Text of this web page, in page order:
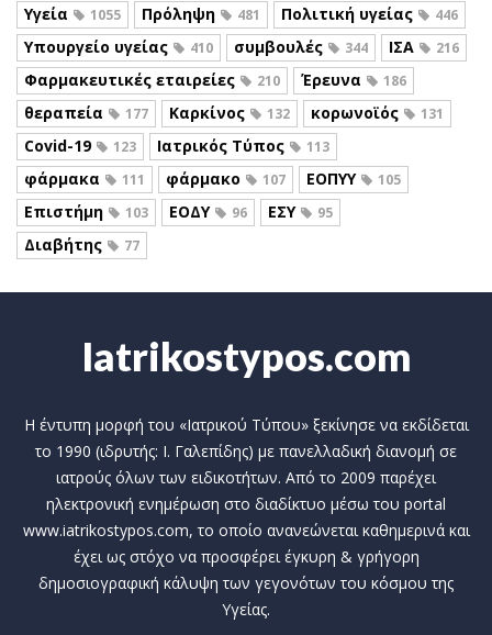
Υγεία 1055 Πρόληψη 481 Πολιτική υγείας 446
Υπουργείο υγείας 410 συμβουλές 344 ΙΣΑ 216
Φαρμακευτικές εταιρείες 210 Έρευνα 186
θεραπεία 177 Καρκίνος 132 κορωνοϊός 131
Covid-19 123 Ιατρικός Τύπος 113
φάρμακα 111 φάρμακο 107 ΕΟΠΥΥ 105
Επιστήμη 103 ΕΟΔΥ 96 ΕΣΥ 95
Διαβήτης 77
Iatrikostypos.com
Η έντυπη μορφή του «Ιατρικού Τύπου» ξεκίνησε να εκδίδεται
το 1990 (ιδρυτής: Ι. Γαλεπίδης) με πανελλαδική διανομή σε
ιατρούς όλων των ειδικοτήτων. Από το 2009 παρέχει
ηλεκτρονική ενημέρωση στο διαδίκτυο μέσω του portal
www.iatrikostypos.com, το οποίο ανανεώνεται καθημερινά και
έχει ως στόχο να προσφέρει έγκυρη & γρήγορη
δημοσιογραφική κάλυψη των γεγονότων του κόσμου της
Υγείας.